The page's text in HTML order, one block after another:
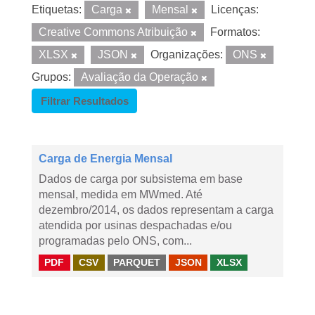
Etiquetas: Carga Mensal
Licenças:
Creative Commons Atribuição
Formatos:
XLSX
JSON Organizações:
ONS
Grupos:
Avaliação da Operação
Filtrar Resultados
Carga de Energia Mensal
Dados de carga por subsistema em base
mensal, medida em MWmed. Até
dezembro/2014, os dados representam a carga
atendida por usinas despachadas e/ou
programadas pelo ONS, com...
PDF CSV PARQUET JSON XLSX